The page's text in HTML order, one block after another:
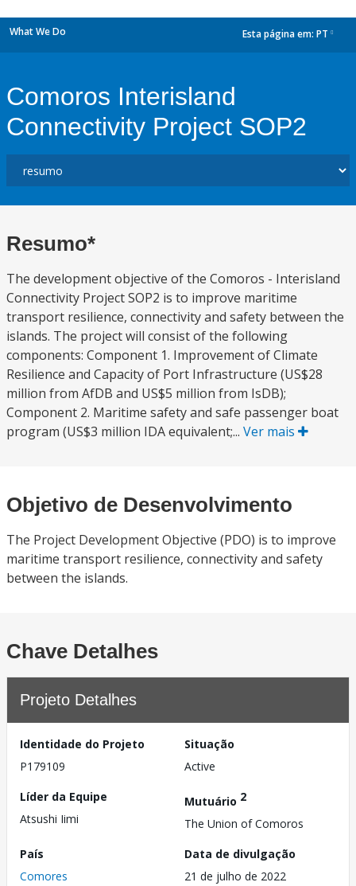
What We Do Esta página em: PT
Comoros Interisland
Connectivity Project SOP2
Resumo*
The development objective of the Comoros - Interisland
Connectivity Project SOP2 is to improve maritime
transport resilience, connectivity and safety between the
islands. The project will consist of the following
components: Component 1. Improvement of Climate
Resilience and Capacity of Port Infrastructure (US$28
million from AfDB and US$5 million from IsDB);
Component 2. Maritime safety and safe passenger boat
program (US$3 million IDA equivalent;... Ver mais
Objetivo de Desenvolvimento
The Project Development Objective (PDO) is to improve
maritime transport resilience, connectivity and safety
between the islands.
Chave Detalhes
Projeto Detalhes
Identidade do Projeto
P179109
Situação
Active
Líder da Equipe
Atsushi Iimi
Mutuário 2
The Union of Comoros
País
Comores
Data de divulgação
21 de julho de 2022